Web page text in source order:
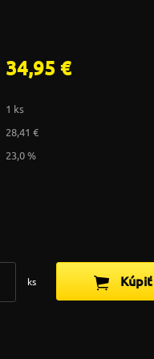
34,95 €
1 ks
28,41 €
23,0 %
ks Kúpiť